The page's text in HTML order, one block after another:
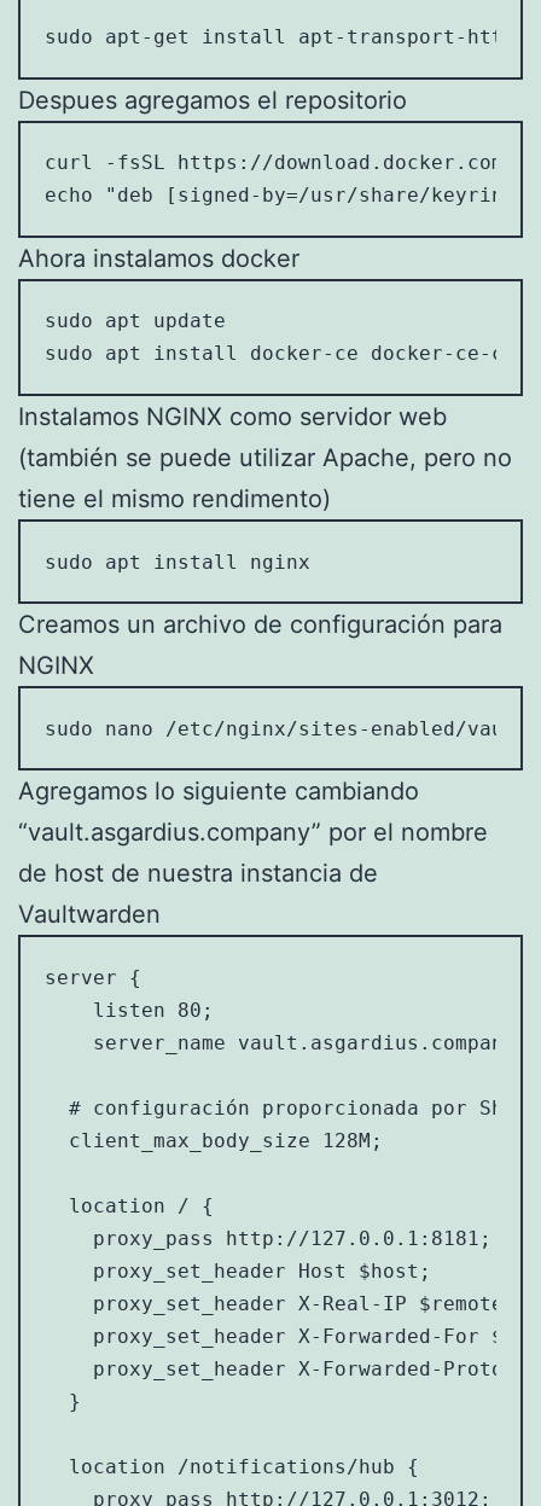
sudo apt-get install apt-transport-
Despues agregamos el repositorio
curl -fsSL https://download.docker.com/
echo "deb [signed-by=/usr/share/
Ahora instalamos docker
sudo apt update
sudo apt install docker-ce docker-ce-cli
Instalamos NGINX como servidor web
(también se puede utilizar Apache, pero no
tiene el mismo rendimento)
sudo apt install nginx
Creamos un archivo de configuración para
NGINX
sudo nano /etc/nginx/sites-enabled/
Agregamos lo siguiente cambiando
“vault.asgardius.company” por el nombre
de host de nuestra instancia de
Vaultwarden
server {
    listen 80;
    server_name vault.asgardius.company;
# configuración proporcionada por
  client_max_body_size 128M;
  location / {
    proxy_pass http://127.0.0.1:8181;
    proxy_set_header Host $host;
proxy_set_header X-Real-IP
proxy_set_header X-Forwarded-For
proxy_set_header X-Forwarded-Proto
  }
  location /notifications/hub {
    proxy_pass http://127.0.0.1:3012;